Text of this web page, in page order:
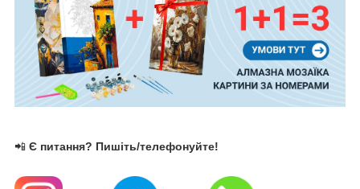
📲 Є питання? Пишіть/телефонуйте!